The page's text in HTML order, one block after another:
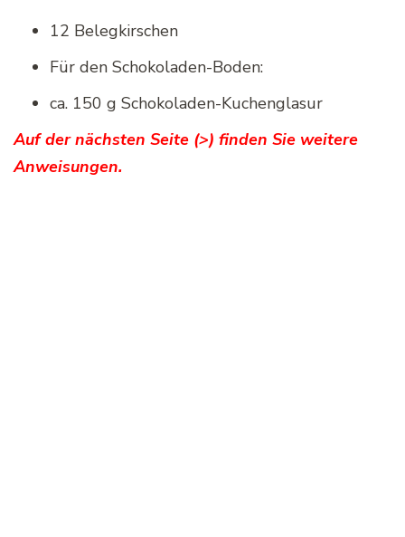
12 Belegkirschen
Für den Schokoladen-Boden:
ca. 150 g Schokoladen-Kuchenglasur
Auf der nächsten Seite (>) finden Sie weitere
Anweisungen.